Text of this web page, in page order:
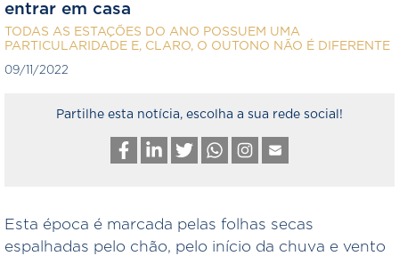
entrar em casa
TODAS AS ESTAÇÕES DO ANO POSSUEM UMA
PARTICULARIDADE E, CLARO, O OUTONO NÃO É DIFERENTE
09/11/2022
Partilhe esta notícia, escolha a sua rede social!
Esta época é marcada pelas folhas secas
espalhadas pelo chão, pelo início da chuva e vento